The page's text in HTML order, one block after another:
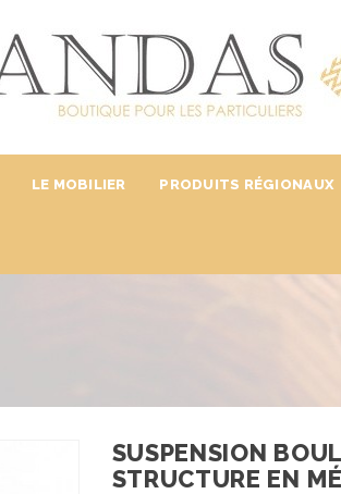
LE MOBILIER PRODUITS RÉGIONAUX
SUSPENSION
STRUCTURE EN